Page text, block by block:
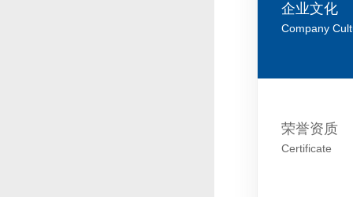
企业文化
Company
荣誉资质
Certificate